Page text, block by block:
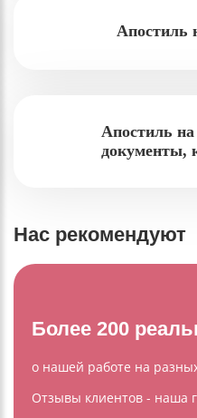
Апостиль
Апостиль
документы,
Нас рекомендуют
Более 200
о нашей работе на
Отзывы клиентов - наша